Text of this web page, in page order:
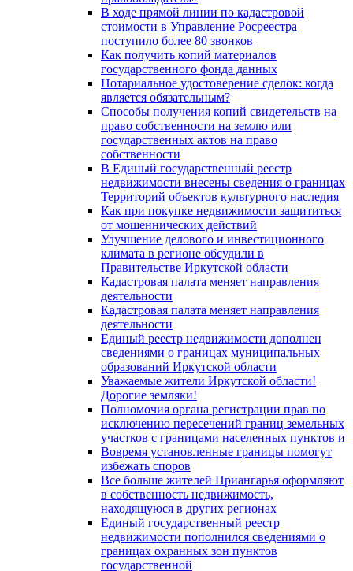
В ходе прямой линии по кадастровой
стоимости в Управление Росреестра
поступило более 80 звонков
Как получить копий материалов
государственного фонда данных
Нотариальное удостоверение сделок: когда
является обязательным?
Способы получения копий свидетельств на
право собственности на землю или
государственных актов на право
собственности
В Единый государственный реестр
недвижимости внесены сведения о границах
Территорий объектов культурного наследия
Как при покупке недвижимости защититься
от мошеннических действий
Улучшение делового и инвестиционного
климата в регионе обсудили в
Правительстве Иркутской области
Кадастровая палата меняет направления
деятельности
Кадастровая палата меняет направления
деятельности
Единый реестр недвижимости дополнен
сведениями о границах муниципальных
образований Иркутской области
Уважаемые жители Иркутской области!
Дорогие земляки!
Полномочия органа регистрации прав по
исключению пересечений границ земельных
участков с границами населенных пунктов и
Вовремя установленные границы помогут
избежать споров
Все больше жителей Приангарья оформляют
в собственность недвижимость,
находящуюся в других регионах
Единый государственный реестр
недвижимости пополнился сведениями о
границах охранных зон пунктов
государственной